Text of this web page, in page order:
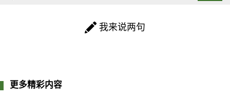
我来说两句
更多精彩内容